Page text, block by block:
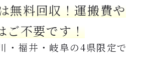
無料回収！運搬費や
ご不要です！
・福井・岐阜の4県限定で